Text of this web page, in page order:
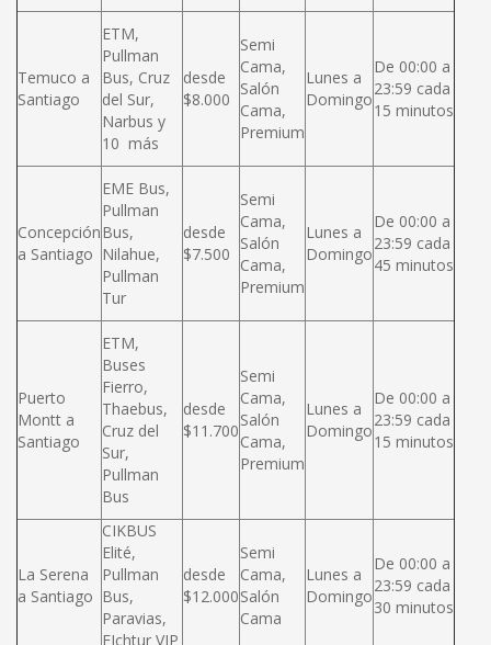
Temuco a
Santiago
ETM,
Pullman
Bus, Cruz
del Sur,
Narbus y
10 más
desde
$8.000
Semi
Cama,
Salón
Cama,
Premium
Lunes a
Domingo
De 00:00 a
23:59 cada
15 minutos
Concepción
a Santiago
EME Bus,
Pullman
Bus,
Nilahue,
Pullman
Tur
desde
$7.500
Semi
Cama,
Salón
Cama,
Premium
Lunes a
Domingo
De 00:00 a
23:59 cada
45 minutos
Puerto
Montt a
Santiago
ETM,
Buses
Fierro,
Thaebus,
Cruz del
Sur,
Pullman
Bus
desde
$11.700
Semi
Cama,
Salón
Cama,
Premium
Lunes a
Domingo
De 00:00 a
23:59 cada
15 minutos
La Serena
a Santiago
CIKBUS
Elité,
Pullman
Bus,
Paravias,
FIchtur VIP
desde
$12.000
Semi
Cama,
Salón
Cama
Lunes a
Domingo
De 00:00 a
23:59 cada
30 minutos